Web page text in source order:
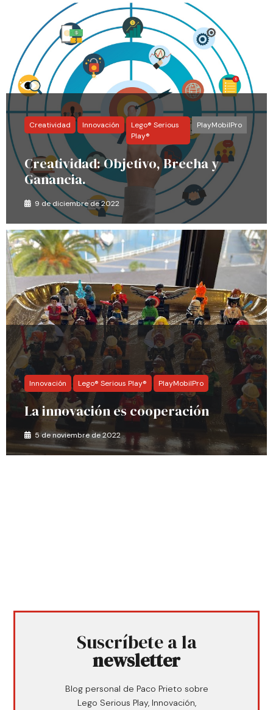
Creatividad Innovación
Lego® Serious
Play®
PlayMobilPro
Creatividad: Objetivo, Brecha y
Ganancia.
9 de diciembre de 2022
Innovación Lego® Serious Play® PlayMobilPro
La innovación es cooperación
5 de noviembre de 2022
Suscríbete a la
newsletter
Blog personal de Paco Prieto sobre
Lego Serious Play, Innovación,